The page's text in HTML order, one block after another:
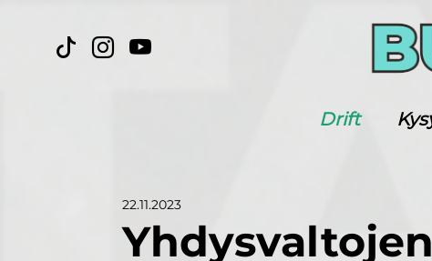
Drift
22.11.2023